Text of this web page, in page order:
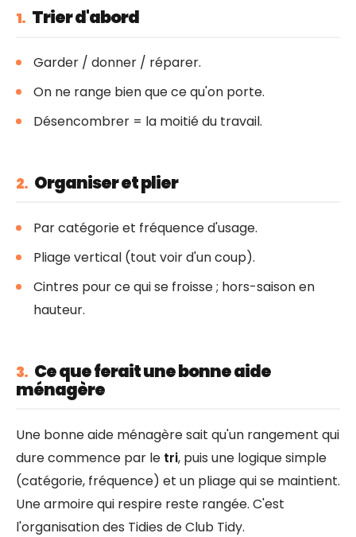
1. Trier d'abord
Garder / donner / réparer.
On ne range bien que ce qu'on porte.
Désencombrer = la moitié du travail.
2. Organiser et plier
Par catégorie et fréquence d'usage.
Pliage vertical (tout voir d'un coup).
Cintres pour ce qui se froisse ; hors-saison en
hauteur.
3. Ce que ferait une bonne aide
ménagère
Une bonne aide ménagère sait qu'un rangement qui
dure commence par le tri, puis une logique simple
(catégorie, fréquence) et un pliage qui se maintient.
Une armoire qui respire reste rangée. C'est
l'organisation des Tidies de Club Tidy.